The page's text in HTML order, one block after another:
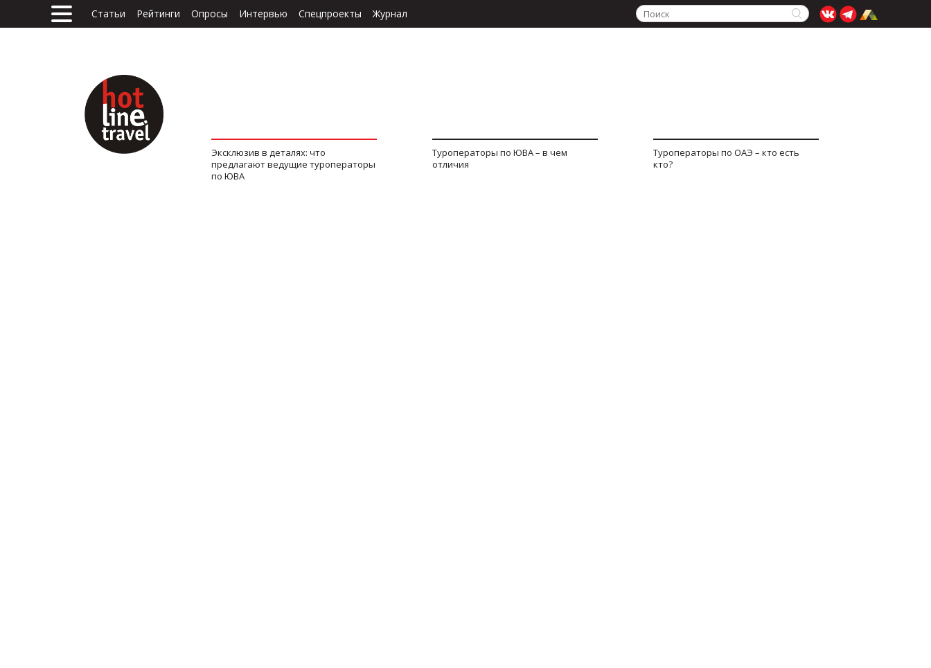
Статьи Рейтинги Опросы Интервью Спецпроекты Журнал
Эксклюзив в деталях: что
предлагают ведущие туроператоры
по ЮВА
Туроператоры по ЮВА – в чем
отличия
Туроператоры по ОАЭ – кто есть
кто?